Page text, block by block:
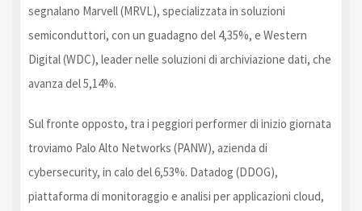
segnalano Marvell (MRVL), specializzata in soluzioni
semiconduttori, con un guadagno del 4,35%, e Western
Digital (WDC), leader nelle soluzioni di archiviazione dati, che
avanza del 5,14%.
Sul fronte opposto, tra i peggiori performer di inizio giornata
troviamo Palo Alto Networks (PANW), azienda di
cybersecurity, in calo del 6,53%. Datadog (DDOG),
piattaforma di monitoraggio e analisi per applicazioni cloud,